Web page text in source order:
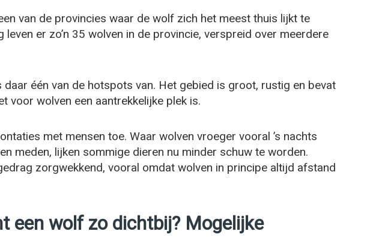
van de provincies waar de wolf zich het meest thuis lijkt te
leven er zo’n 35 wolven in de provincie, verspreid over meerdere
daar één van de hotspots van. Het gebied is groot, rustig en bevat
voor wolven een aantrekkelijke plek is.
met mensen toe. Waar wolven vroeger vooral ’s nachts
meden, lijken sommige dieren nu minder schuw te worden.
zorgwekkend, vooral omdat wolven in principe altijd afstand
een wolf zo dichtbij? Mogelijke